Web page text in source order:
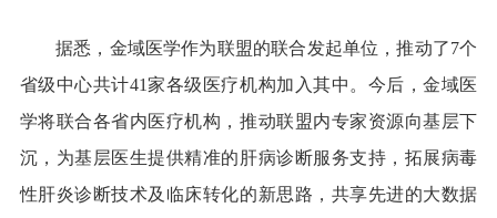
据悉，金域医学作为联盟的联合发起单位，推动了7个
省级中心共计41家各级医疗机构加入其中。今后，金域医
学将联合各省内医疗机构，推动联盟内专家资源向基层下
沉，为基层医生提供精准的肝病诊断服务支持，拓展病毒
性肝炎诊断技术及临床转化的新思路，共享先进的大数据